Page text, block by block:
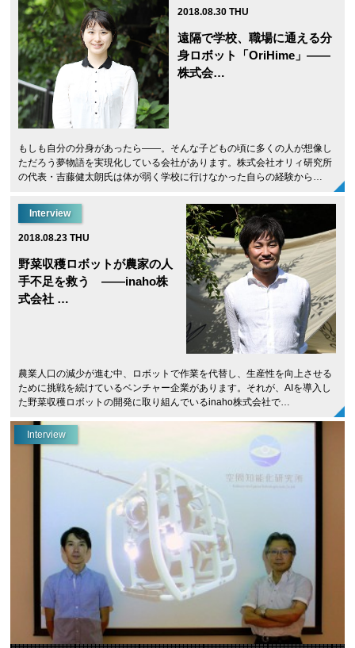
2018.08.30 THU
遠隔で学校、職場に通える分
身ロボット「OriHime」――
株式会…
もしも自分の分身があったら――。そんな子どもの頃に多くの人が想像し
ただろう夢物語を実現化している会社があります。株式会社オリィ研究所
の代表・吉藤健太朗氏は体が弱く学校に行けなかった自らの経験から…
Interview
2018.08.23 THU
野菜収穫ロボットが農家の人
手不足を救う ――inaho株
式会社 …
農業人口の減少が進む中、ロボットで作業を代替し、生産性を向上させる
ために挑戦を続けているベンチャー企業があります。それが、AIを導入し
た野菜収穫ロボットの開発に取り組んでいるinaho株式会社で…
Interview